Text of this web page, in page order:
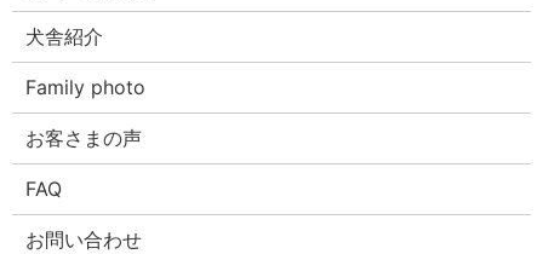
犬舎紹介
Family photo
お客さまの声
FAQ
お問い合わせ